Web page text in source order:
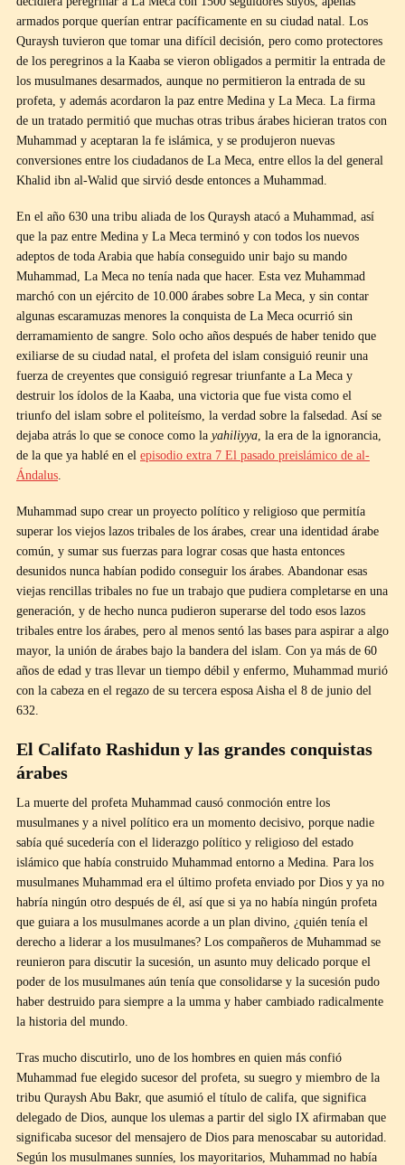
armados porque querían entrar pacíficamente en su ciudad natal. Los
Quraysh tuvieron que tomar una difícil decisión, pero como protectores
de los peregrinos a la Kaaba se vieron obligados a permitir la entrada de
los musulmanes desarmados, aunque no permitieron la entrada de su
profeta, y además acordaron la paz entre Medina y La Meca. La firma
de un tratado permitió que muchas otras tribus árabes hicieran tratos con
Muhammad y aceptaran la fe islámica, y se produjeron nuevas
conversiones entre los ciudadanos de La Meca, entre ellos la del general
Khalid ibn al-Walid que sirvió desde entonces a Muhammad.
En el año 630 una tribu aliada de los Quraysh atacó a Muhammad, así
que la paz entre Medina y La Meca terminó y con todos los nuevos
adeptos de toda Arabia que había conseguido unir bajo su mando
Muhammad, La Meca no tenía nada que hacer. Esta vez Muhammad
marchó con un ejército de 10.000 árabes sobre La Meca, y sin contar
algunas escaramuzas menores la conquista de La Meca ocurrió sin
derramamiento de sangre. Solo ocho años después de haber tenido que
exiliarse de su ciudad natal, el profeta del islam consiguió reunir una
fuerza de creyentes que consiguió regresar triunfante a La Meca y
destruir los ídolos de la Kaaba, una victoria que fue vista como el
triunfo del islam sobre el politeísmo, la verdad sobre la falsedad. Así se
dejaba atrás lo que se conoce como la yahiliyya, la era de la ignorancia,
de la que ya hablé en el episodio extra 7 El pasado preislámico de al-
Ándalus.
Muhammad supo crear un proyecto político y religioso que permitía
superar los viejos lazos tribales de los árabes, crear una identidad árabe
común, y sumar sus fuerzas para lograr cosas que hasta entonces
desunidos nunca habían podido conseguir los árabes. Abandonar esas
viejas rencillas tribales no fue un trabajo que pudiera completarse en una
generación, y de hecho nunca pudieron superarse del todo esos lazos
tribales entre los árabes, pero al menos sentó las bases para aspirar a algo
mayor, la unión de árabes bajo la bandera del islam. Con ya más de 60
años de edad y tras llevar un tiempo débil y enfermo, Muhammad murió
con la cabeza en el regazo de su tercera esposa Aisha el 8 de junio del
632.
El Califato Rashidun y las grandes conquistas
árabes
La muerte del profeta Muhammad causó conmoción entre los
musulmanes y a nivel político era un momento decisivo, porque nadie
sabía qué sucedería con el liderazgo político y religioso del estado
islámico que había construido Muhammad entorno a Medina. Para los
musulmanes Muhammad era el último profeta enviado por Dios y ya no
habría ningún otro después de él, así que si ya no había ningún profeta
que guiara a los musulmanes acorde a un plan divino, ¿quién tenía el
derecho a liderar a los musulmanes? Los compañeros de Muhammad se
reunieron para discutir la sucesión, un asunto muy delicado porque el
poder de los musulmanes aún tenía que consolidarse y la sucesión pudo
haber destruido para siempre a la umma y haber cambiado radicalmente
la historia del mundo.
Tras mucho discutirlo, uno de los hombres en quien más confió
Muhammad fue elegido sucesor del profeta, su suegro y miembro de la
tribu Quraysh Abu Bakr, que asumió el título de califa, que significa
delegado de Dios, aunque los ulemas a partir del siglo IX afirmaban que
significaba sucesor del mensajero de Dios para menoscabar su autoridad.
Según los musulmanes sunníes, los mayoritarios, Muhammad no había